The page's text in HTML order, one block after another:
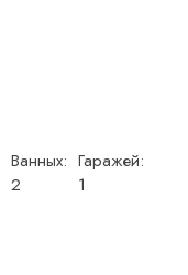
Ванных:
2
Гаражей:
1